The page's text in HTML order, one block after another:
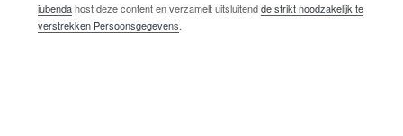
iubendahost deze content en verzamelt uitsluitendde strikt noodzakelijk te
verstrekken Persoonsgegevens